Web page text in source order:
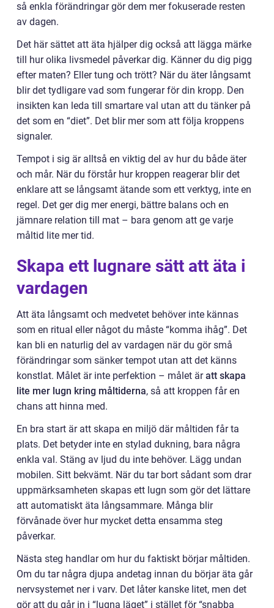
så enkla förändringar gör dem mer fokuserade resten
av dagen.
Det här sättet att äta hjälper dig också att lägga märke
till hur olika livsmedel påverkar dig. Känner du dig pigg
efter maten? Eller tung och trött? När du äter långsamt
blir det tydligare vad som fungerar för din kropp. Den
insikten kan leda till smartare val utan att du tänker på
det som en “diet”. Det blir mer som att följa kroppens
signaler.
Tempot i sig är alltså en viktig del av hur du både äter
och mår. När du förstår hur kroppen reagerar blir det
enklare att se långsamt ätande som ett verktyg, inte en
regel. Det ger dig mer energi, bättre balans och en
jämnare relation till mat – bara genom att ge varje
måltid lite mer tid.
Skapa ett lugnare sätt att äta i
vardagen
Att äta långsamt och medvetet behöver inte kännas
som en ritual eller något du måste “komma ihåg”. Det
kan bli en naturlig del av vardagen när du gör små
förändringar som sänker tempot utan att det känns
konstlat. Målet är inte perfektion – målet äratt skapa
lite mer lugn kring måltiderna, så att kroppen får en
chans att hinna med.
En bra start är att skapa en miljö där måltiden får ta
plats. Det betyder inte en stylad dukning, bara några
enkla val. Stäng av ljud du inte behöver. Lägg undan
mobilen. Sitt bekvämt. När du tar bort sådant som drar
uppmärksamheten skapas ett lugn som gör det lättare
att automatiskt äta långsammare. Många blir
förvånade över hur mycket detta ensamma steg
påverkar.
Nästa steg handlar om hur du faktiskt börjar måltiden.
Om du tar några djupa andetag innan du börjar äta går
nervsystemet ner i varv. Det låter kanske litet, men det
gör att du går in i “lugna läget” i stället för “snabba